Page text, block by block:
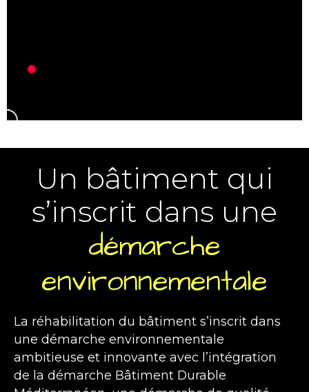
Un bâtiment qui
s’inscrit dans une
démarche
environnementale
La réhabilitation du bâtiment s’inscrit dans
une démarche environnementale
ambitieuse et innovante avec l’intégration
de la démarche Bâtiment Durable